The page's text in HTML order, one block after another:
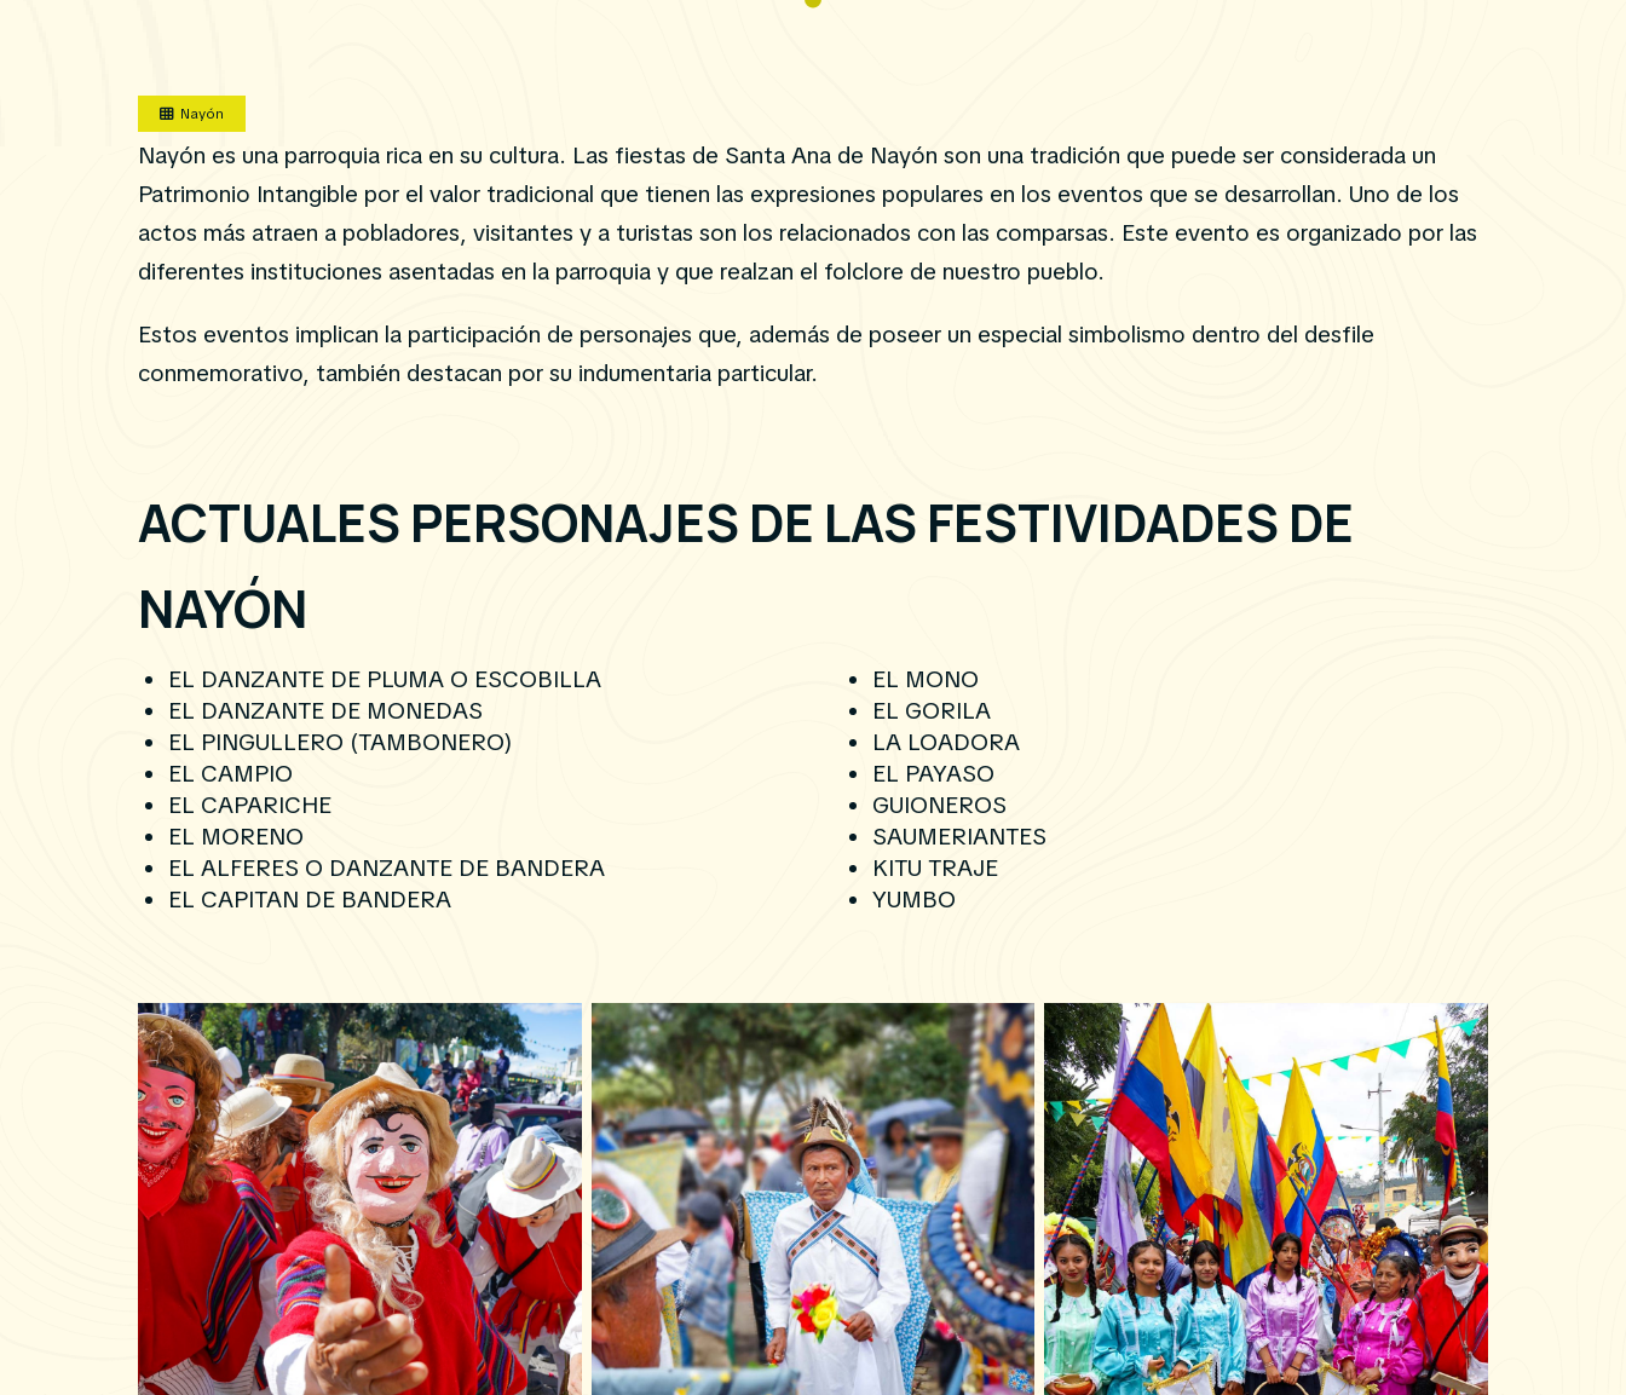
Nayón
Nayón es una parroquia rica en su cultura. Las fiestas de Santa Ana de Nayón son una tradición que puede ser considerada un
Patrimonio Intangible por el valor tradicional que tienen las expresiones populares en los eventos que se desarrollan. Uno de los
actos más atraen a pobladores, visitantes y a turistas son los relacionados con las comparsas. Este evento es organizado por las
diferentes instituciones asentadas en la parroquia y que realzan el folclore de nuestro pueblo.
Estos eventos implican la participación de personajes que, además de poseer un especial simbolismo dentro del desfile
conmemorativo, también destacan por su indumentaria particular.
ACTUALES PERSONAJES DE LAS FESTIVIDADES DE
NAYÓN
EL DANZANTE DE PLUMA O ESCOBILLA
EL DANZANTE DE MONEDAS
EL PINGULLERO (TAMBONERO)
EL CAMPIO
EL CAPARICHE
EL MORENO
EL ALFERES O DANZANTE DE BANDERA
EL CAPITAN DE BANDERA
EL MONO
EL GORILA
LA LOADORA
EL PAYASO
GUIONEROS
SAUMERIANTES
KITU TRAJE
YUMBO